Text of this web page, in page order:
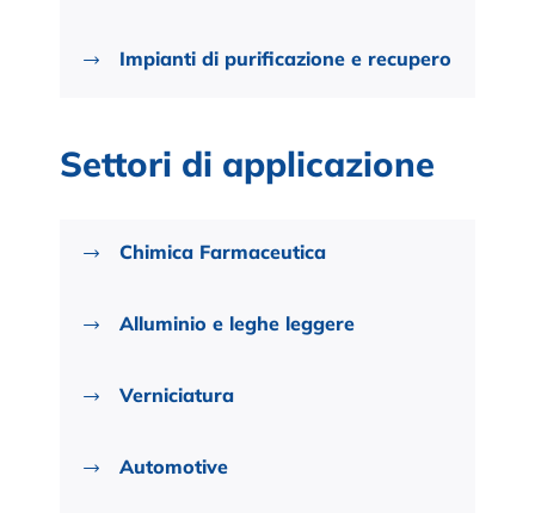
Impianti di purificazione e recupero
Settori di applicazione
Chimica Farmaceutica
Alluminio e leghe leggere
Verniciatura
Automotive